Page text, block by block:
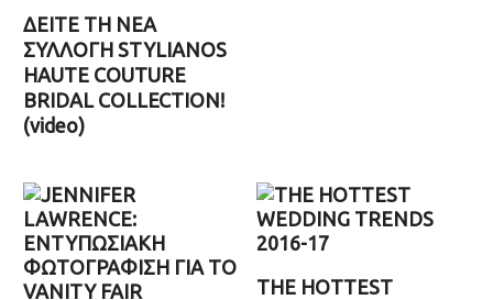
ΔΕΙΤΕ ΤΗ ΝΕΑ
ΣΥΛΛΟΓΗ STYLIANOS
HAUTE COUTURE
BRIDAL COLLECTION!
(video)
THE HOTTEST